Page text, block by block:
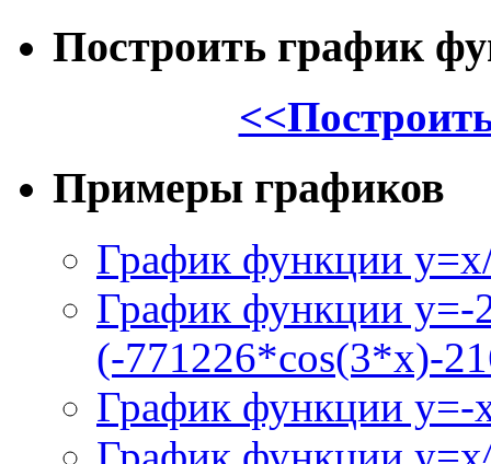
Построить график
Примеры графиков
График функции
График функции y=-
(-771226*cos(3*x)-
График функции